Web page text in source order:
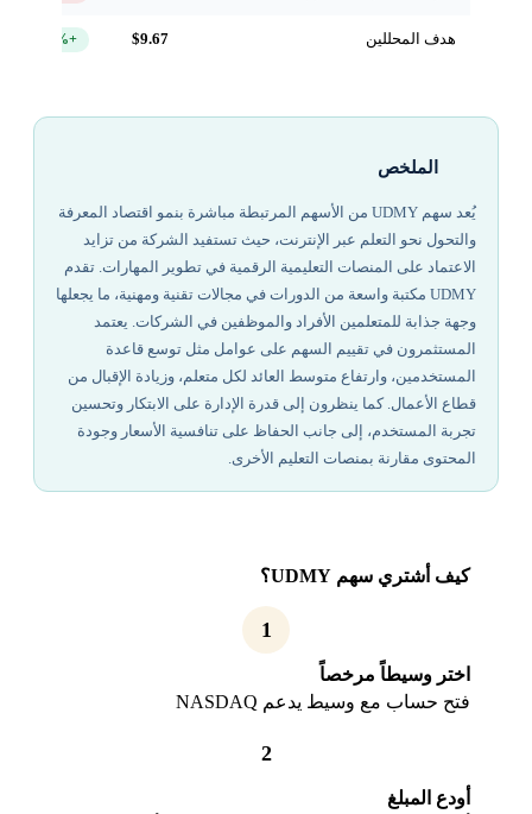
هدف المحللين $9.67
+109.3%
الملخص
يُعد سهم UDMY من الأسهم المرتبطة مباشرة بنمو اقتصاد المعرفة
والتحول نحو التعلم عبر الإنترنت، حيث تستفيد الشركة من تزايد
الاعتماد على المنصات التعليمية الرقمية في تطوير المهارات. تقدم
UDMY مكتبة واسعة من الدورات في مجالات تقنية ومهنية، ما يجعلها
وجهة جذابة للمتعلمين الأفراد والموظفين في الشركات. يعتمد
المستثمرون في تقييم السهم على عوامل مثل توسع قاعدة
المستخدمين، وارتفاع متوسط العائد لكل متعلم، وزيادة الإقبال من
قطاع الأعمال. كما ينظرون إلى قدرة الإدارة على الابتكار وتحسين
تجربة المستخدم، إلى جانب الحفاظ على تنافسية الأسعار وجودة
المحتوى مقارنة بمنصات التعليم الأخرى.
كيف أشتري سهم UDMY؟
1
اختر وسيطاً مرخصاً
فتح حساب مع وسيط يدعم NASDAQ
2
أودع المبلغ